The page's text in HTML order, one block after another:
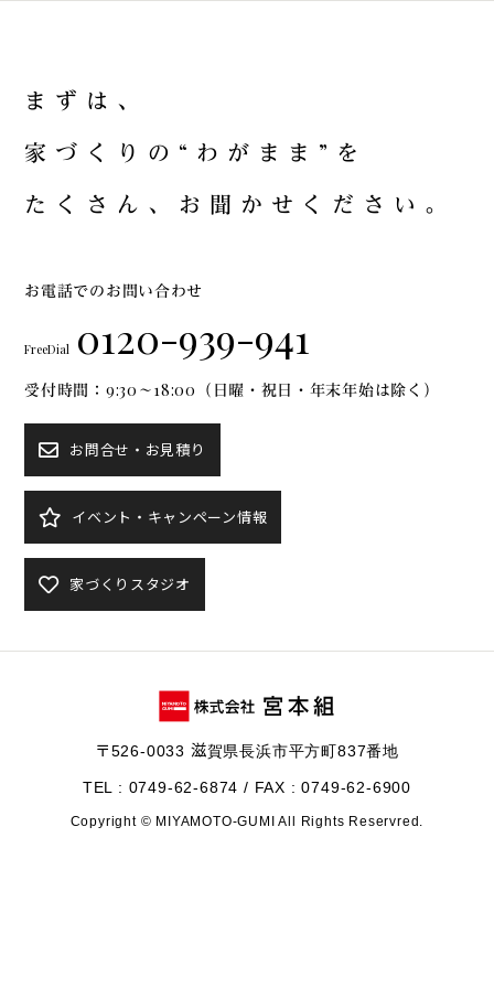
ま ず は 、
家 づ く り の “ わ が ま ま ” を
た く さ ん 、 お 聞 か せ く だ さ い 。
お電話でのお問い合わせ
FreeDial 0120-939-941
受付時間：9:30～18:00（日曜・祝日・年末年始は除く）
お問合せ・お見積り
イベント・キャンペーン情報
家づくりスタジオ
〒526-0033 滋賀県長浜市平方町837番地
TEL : 0749-62-6874 / FAX : 0749-62-6900
Copyright © MIYAMOTO-GUMI All Rights Reservred.